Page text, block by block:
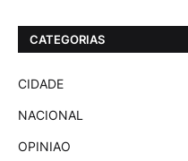
CATEGORIAS
CIDADE
NACIONAL
OPINIAO